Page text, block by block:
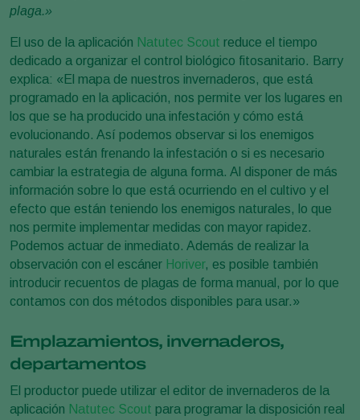
plaga.»
El uso de la aplicación Natutec Scout reduce el tiempo
dedicado a organizar el control biológico fitosanitario. Barry
explica: «El mapa de nuestros invernaderos, que está
programado en la aplicación, nos permite ver los lugares en
los que se ha producido una infestación y cómo está
evolucionando. Así podemos observar si los enemigos
naturales están frenando la infestación o si es necesario
cambiar la estrategia de alguna forma. Al disponer de más
información sobre lo que está ocurriendo en el cultivo y el
efecto que están teniendo los enemigos naturales, lo que
nos permite implementar medidas con mayor rapidez.
Podemos actuar de inmediato. Además de realizar la
observación con el escáner Horiver, es posible también
introducir recuentos de plagas de forma manual, por lo que
contamos con dos métodos disponibles para usar.»
Emplazamientos, invernaderos,
departamentos
El productor puede utilizar el editor de invernaderos de la
aplicación Natutec Scout para programar la disposición real